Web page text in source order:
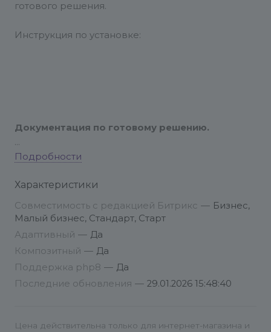
готового решения.
Инструкция по установке:
Документация по готовому решению.
Вопросы по работе модуля и свои пожелания
Техническая поддержка
предоставляется
только по электронной почте при
предоставлении доступов в административную
Подробности
Характеристики
Совместимость с редакцией Битрикс — Бизнес,
Малый бизнес, Стандарт, Старт
Адаптивный — Да
Композитный — Да
Поддержка php8 — Да
Последние обновления — 29.01.2026 15:48:40
Цена действительна только для интернет-магазина и